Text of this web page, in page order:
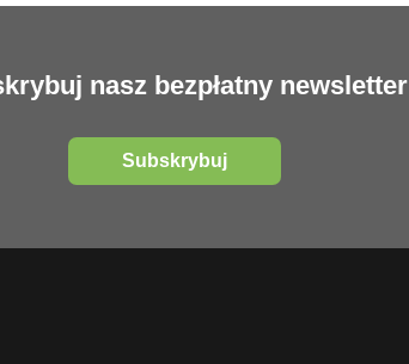
nasz bezpłatny newsletter
Subskrybuj